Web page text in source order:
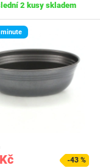
2 kusy skladem
-43 %